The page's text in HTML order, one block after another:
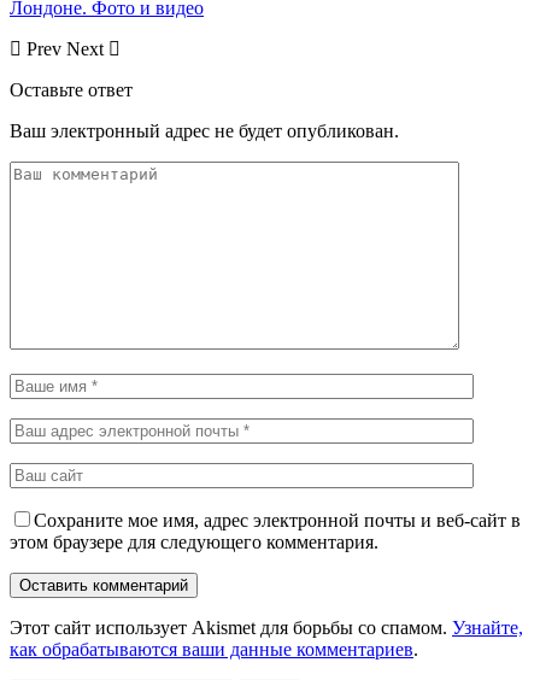
Лондоне. Фото и видео
Prev Next
Оставьте ответ
Ваш электронный адрес не будет опубликован.
Сохраните мое имя, адрес электронной почты и веб-сайт в
этом браузере для следующего комментария.
Этот сайт использует Akismet для борьбы со спамом. Узнайте,
как обрабатываются ваши данные комментариев.